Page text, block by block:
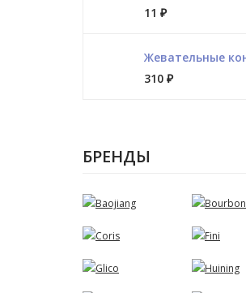
11 ₽
310 ₽
БРЕНДЫ
Baojiang Bourbon
Coris Fini
Glico Huining